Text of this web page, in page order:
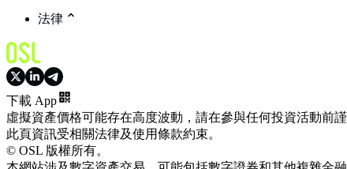
法律
下載 App
虛擬資產價格可能存在高度波動，請在參與任何投資活動前
此頁資訊受相關法律及使用條款約束。
© OSL 版權所有。